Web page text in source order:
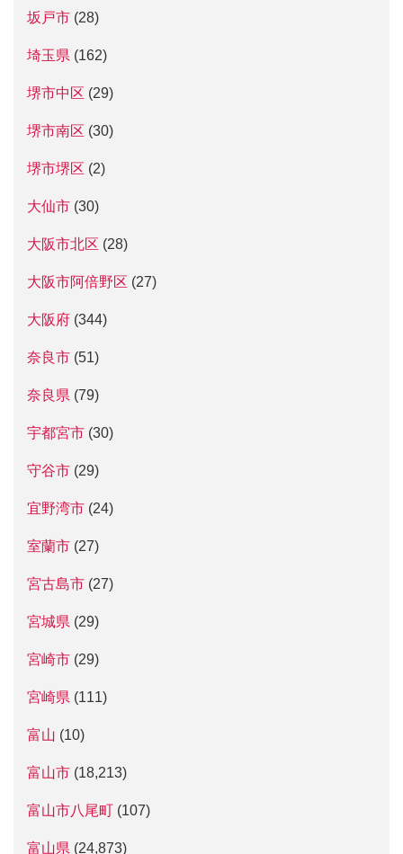
坂戸市 (28)
埼玉県 (162)
堺市中区 (29)
堺市南区 (30)
堺市堺区 (2)
大仙市 (30)
大阪市北区 (28)
大阪市阿倍野区 (27)
大阪府 (344)
奈良市 (51)
奈良県 (79)
宇都宮市 (30)
守谷市 (29)
宜野湾市 (24)
室蘭市 (27)
宮古島市 (27)
宮城県 (29)
宮崎市 (29)
宮崎県 (111)
富山 (10)
富山市 (18,213)
富山市八尾町 (107)
富山県 (24,873)